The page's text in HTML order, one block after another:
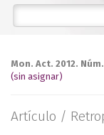
Mon. Act. 2012.
(sin asignar)
Artículo /